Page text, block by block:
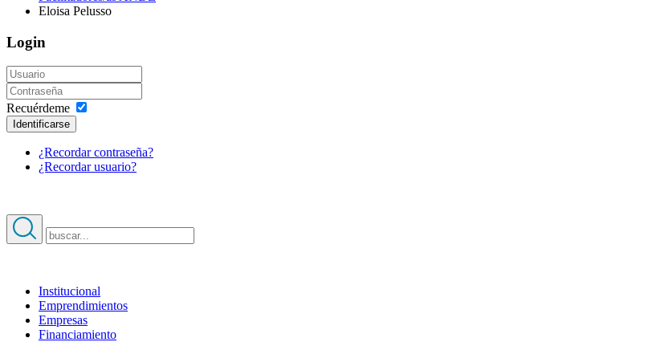
Eloisa Pelusso
Login
Recuérdeme
Identificarse
¿Recordar contraseña?
¿Recordar usuario?
Institucional
Acerca de ANDE
Autoridades
Emprendimientos
Empresas
Financiamiento